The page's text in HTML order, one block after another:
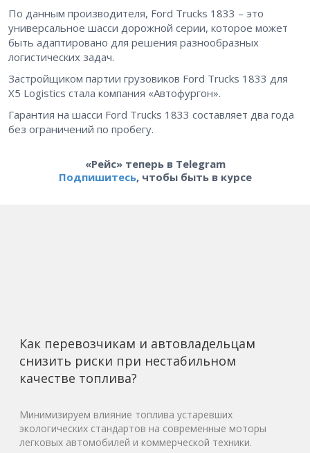
По данным производителя, Ford Trucks 1833 – это
универсальное шасси дорожной серии, которое может
быть адаптировано для решения разнообразных
логистических задач.
Застройщиком партии грузовиков Ford Trucks 1833 для
X5 Logistics стала компания «Автофургон».
Гарантия на шасси Ford Trucks 1833 составляет два года
без ограничений по пробегу.
«Рейс» теперь в Telegram
Подпишитесь, чтобы быть в курсе
Как перевозчикам и автовладельцам
снизить риски при нестабильном
качестве топлива?
Минимизируем влияние топлива устаревших
экологических стандартов на современные моторы
легковых автомобилей и коммерческой техники.